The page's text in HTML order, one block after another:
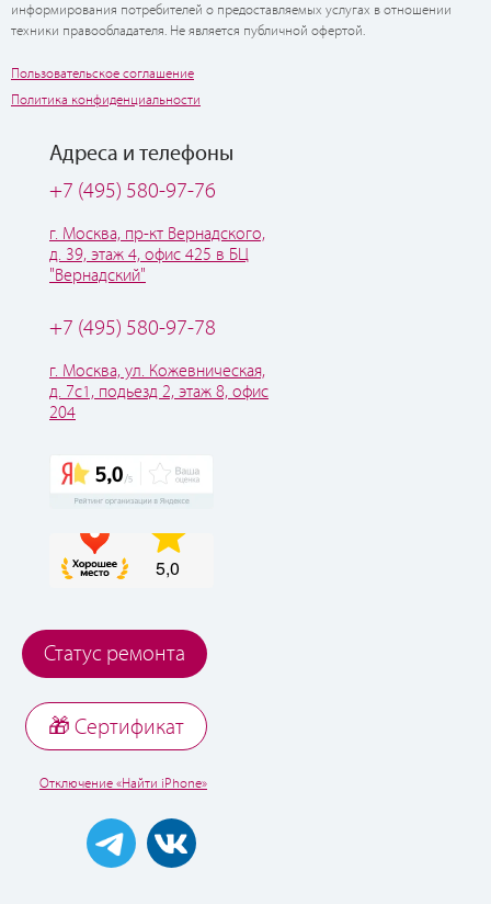
информирования потребителей о предоставляемых услугах в отношении
техники правообладателя. Не является публичной офертой.
Пользовательское соглашение
Политика конфиденциальности
Адреса и телефоны
+7 (495) 580-97-76
г. Москва, пр-кт Вернадского,
д. 39, этаж 4, офис 425 в БЦ
"Вернадский"
+7 (495) 580-97-78
г. Москва, ул. Кожевническая,
д. 7с1, подьезд 2, этаж 8, офис
204
Статус ремонта
🎁 Cертификат
Отключение «Найти iPhone»